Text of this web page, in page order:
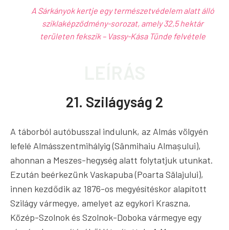
A Sárkányok kertje egy természetvédelem alatt álló
sziklaképződmény-sorozat, amely 32,5 hektár
területen fekszik – Vassy-Kása Tünde felvétele
21. Szilágyság 2
A táborból autóbusszal indulunk, az Almás völgyén
lefelé Almásszentmihályig (Sânmihaiu Almașului),
ahonnan a Meszes-hegység alatt folytatjuk utunkat.
Ezután beérkezünk Vaskapuba (Poarta Sălajului),
innen kezdődik az 1876-os megyésítéskor alapított
Szilágy vármegye, amelyet az egykori Kraszna,
Közép-Szolnok és Szolnok-Doboka vármegye egy